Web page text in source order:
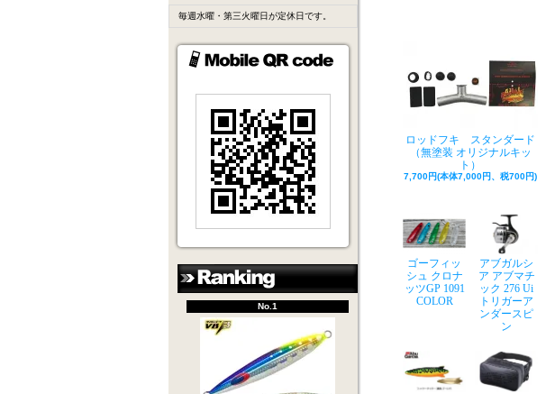
毎週水曜・第三火曜日が定休日です。
No.1
ロッドフキ スタンダード
（無塗装 オリジナルキッ
ト）
7,700円(本体7,000円、税700円)
ゴーフィッ
シュ クロナ
ッツGP 1091
COLOR
アブガルシ
ア アブマチ
ック 276 Ui
トリガーア
ンダースピ
ン